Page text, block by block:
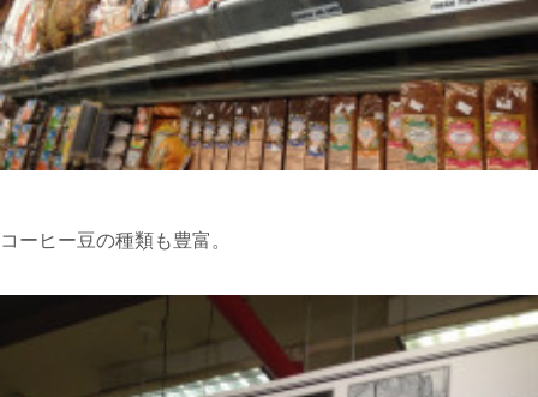
コーヒー豆の種類も豊富。